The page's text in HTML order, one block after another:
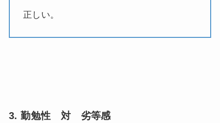
正しい。
3. 勤勉性 対 劣等感